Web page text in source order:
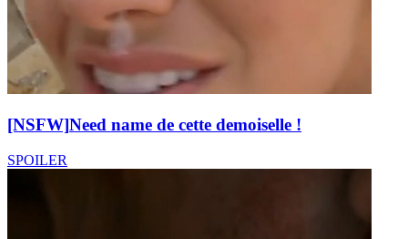
[NSFW]Need name de cette demoiselle !
SPOILER